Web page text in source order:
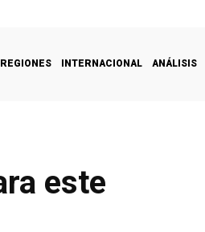
REGIONES INTERNACIONAL ANÁLISIS
este